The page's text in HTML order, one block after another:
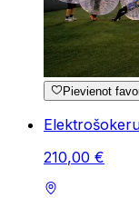
Pievienot
210,00 €